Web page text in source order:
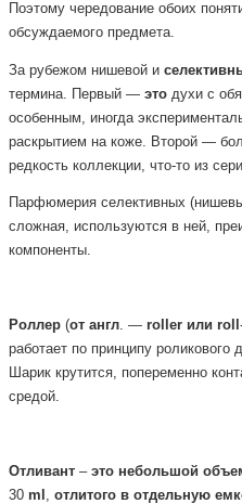
Поэтому чередование обоих
обсуждаемого предмета.
За рубежом нишевой и
термина. Первый — это духи с
особенным, иногда
раскрытием на коже. Второй —
редкость коллекции, что-то из
Парфюмерия селективных
сложная, используются в ней,
компоненты.
Роллер (от англ. — roller или roll
работает по принципу роликового
Шарик крутится, попеременно
средой.
Отливант – это небольшой
30 ml отлитого в отдельную